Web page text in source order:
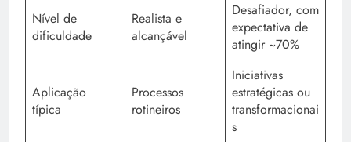
Nível de
dificuldade
Realista e
alcançável
Desafiador, com
expectativa de
atingir ~70%
Aplicação
típica
Processos
rotineiros
Iniciativas
estratégicas ou
transformacionai
s